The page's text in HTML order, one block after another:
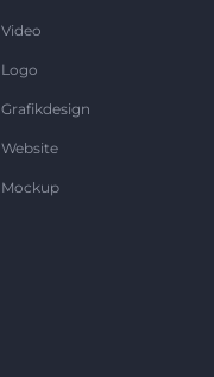
Video
Logo
Grafikdesign
Website
Mockup